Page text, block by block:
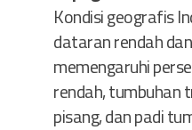
Kondisi geografis
dataran rendah
memengaruhi
rendah, tumbuhan
pisang, dan padi